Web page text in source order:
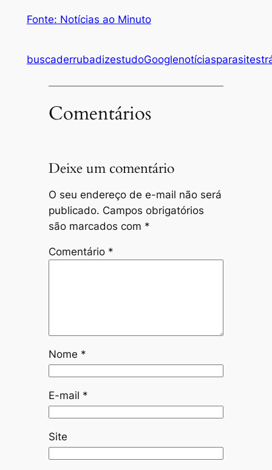
Fonte: Notícias ao Minuto
buscaderrubadizestudoGooglenotíciasparasites
Comentários
Deixe um comentário
O seu endereço de e-mail não será
publicado. Campos obrigatórios
são marcados com *
Comentário *
Nome *
E-mail *
Site